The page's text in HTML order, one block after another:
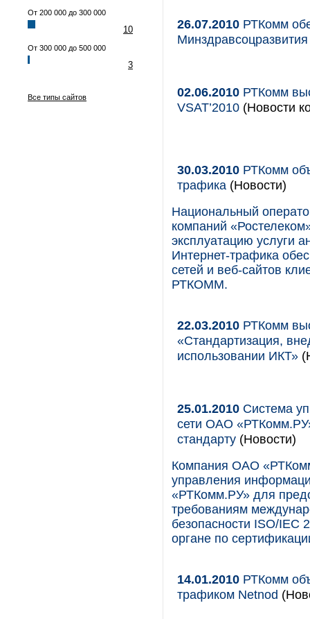
От 200 000 до 300 000
10
От 300 000 до 500 000
3
Все типы сайтов
26.07.2010 РТКомм
02.06.2010 РТКомм
VSAT’2010 (Новости
30.03.2010 РТКомм
трафика (Новости)
Национальный
компаний
эксплуатацию услуги
Интернет-трафика
сетей и веб-сайтов
РТКОММ.
22.03.2010 РТКомм
«Стандартизация,
использовании ИКТ»
25.01.2010 Система
сети ОАО
стандарту (Новости)
Компания ОАО
управления
«РТКомм.РУ» для
требованиям
безопасности ISO/
органе по
14.01.2010 РТКомм
трафиком Netnod